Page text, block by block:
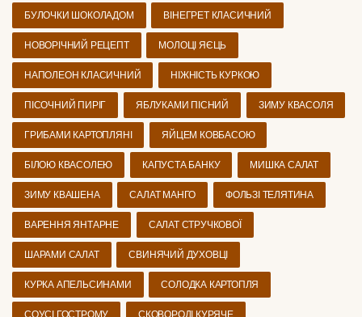
БУЛОЧКИ ШОКОЛАДОМ ВІНЕГРЕТ КЛАСИЧНИЙ
НОВОРІЧНИЙ РЕЦЕПТ МОЛОЦІ ЯЄЦЬ
НАПОЛЕОН КЛАСИЧНИЙ НІЖНІСТЬ КУРКОЮ
ПІСОЧНИЙ ПИРІГ ЯБЛУКАМИ ПІСНИЙ ЗИМУ КВАСОЛЯ
ГРИБАМИ КАРТОПЛЯНІ ЯЙЦЕМ КОВБАСОЮ
БІЛОЮ КВАСОЛЕЮ КАПУСТА БАНКУ МИШКА САЛАТ
ЗИМУ КВАШЕНА САЛАТ МАНГО ФОЛЬЗІ ТЕЛЯТИНА
ВАРЕННЯ ЯНТАРНЕ САЛАТ СТРУЧКОВОЇ
ШАРАМИ САЛАТ СВИНЯЧИЙ ДУХОВЦІ
КУРКА АПЕЛЬСИНАМИ СОЛОДКА КАРТОПЛЯ
СОУСІ ГОСТРОМУ СКОВОРОДІ КУРЯЧЕ